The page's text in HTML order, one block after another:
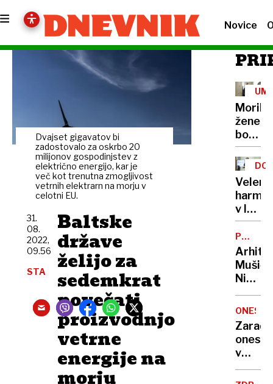
Novice
Dvajset gigavatov bi
zadostovalo za oskrbo 20
milijonov gospodinjstev z
električno energijo, kar je
več kot trenutna zmogljivost
vetrnih elektrarn na morju v
celotni EU.
Baltske
države
želijo za
sedemkrat
povečati
proizvodnjo
vetrne
energije na
morju
31.
08.
2022,
09.56
STA
žene
bo
sedel
21
let
v lov
na
nov
rekord
CENTER
Mušič:
Nikoli
nisem
da je
to v
moji
sploh
Zaradi
v
delu